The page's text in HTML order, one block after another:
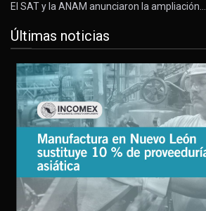
El SAT y la ANAM anunciaron la ampliación…
Últimas noticias